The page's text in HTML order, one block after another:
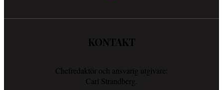
KONTAKT
Chefredaktör och ansvarig utgivare:
Carl Strandberg.